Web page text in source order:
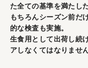
た全ての基準を満たし
もちろんシーズン前だ
的な検査も実施。
生食用として出荷し続
アしなくてはなりませ